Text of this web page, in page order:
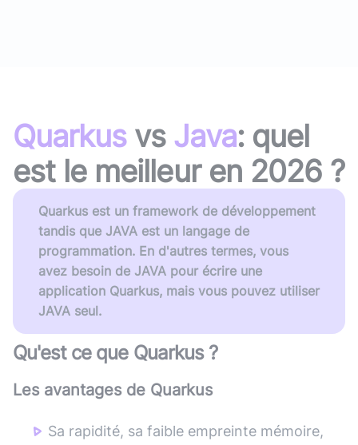
Quarkusvs Java: quel
est le meilleur en 2026?
Quarkus est un framework de développement
tandis que JAVA est un langage de
programmation. En d'autres termes, vous
avez besoin de JAVA pour écrire une
application Quarkus, mais vous pouvez utiliser
JAVA seul.
Qu'est ce que Quarkus?
Les avantages de Quarkus
Sa rapidité, sa faible empreinte mémoire,